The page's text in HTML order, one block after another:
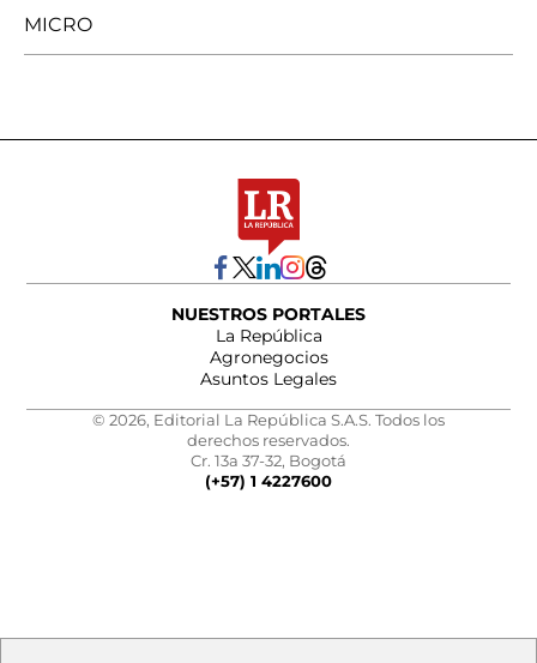
MICRO
NUESTROS PORTALES
La República
Agronegocios
Asuntos Legales
© 2026, Editorial La República S.A.S. Todos los
derechos reservados.
Cr. 13a 37-32, Bogotá
(+57) 1 4227600